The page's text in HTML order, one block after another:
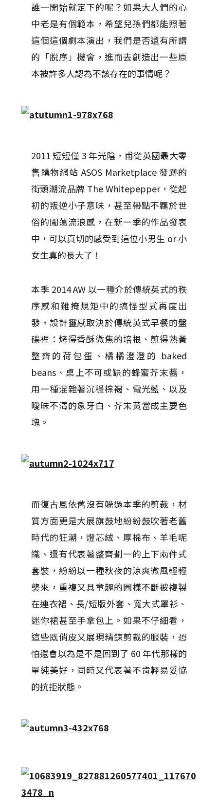
誰一開始就定下的呢？如果大人們的心
中老是有個範本，希望兒孫們都能照著
這個這個劇本演出，我們是否還有所謂
的「脫序」機會，進而去創造出一些原
本被許多人認為不該存在的事情呢？
2011 短短僅 3 年光陰，甫從英國最大零
售購物網站 ASOS Marketplace 發跡的
街頭潮流品牌 The Whitepepper，從起
初的叛逆小子意味，甚至帶點不羈於世
俗的闖蕩流浪感，在新一季的作品發表
中，可以真切的感受到這位小男生 or 小
女生真的長大了！
本季 2014 AW 以一種介於傳統英式的秩
序感和難掩規矩中的搞怪型式再度出
發，設計靈感取決於傳統英式早餐的盤
碟裡：烤得香酥微焦的培根、煎得熟黃
整齊的荷包蛋、橘橘澄澄的 baked
beans、桌上不可或缺的蜂蜜芥末醬，
用一種混雜著沉穩棕褐、電光藍、以及
曖昧不清的象牙白、芥末黃當成主要色
塊。
而復古風依舊沒有躲過本季的剪裁，材
質方面更是大展旗鼓地紛紛鼓吹著老舊
時代的狂潮，燈芯絨、厚棉布、羊毛呢
織、還有代表著整齊劃一的上下兩件式
套裝，紛紛以一種秋夜的涼爽微風輕輕
襲來，重複又具童趣的圖樣不斷被複製
在連衣裙、長/短版外套、寬大式罩衫、
迷你裙甚至手拿包上。如果不仔細看，
這些既俏皮又展現精鍊剪裁的服裝，恐
怕還會以為是不是回到了 60 年代那樣的
單純美好，同時又代表著不肯輕易妥協
的抗拒狀態。